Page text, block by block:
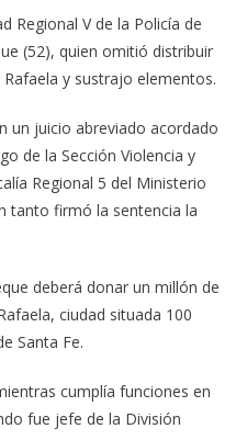
Regional V de la Policía de
(52), quien omitió distribuir
y sustrajo elementos.
un juicio abreviado acordado
de la Sección Violencia y
Regional 5 del Ministerio
tanto firmó la sentencia la
deberá donar un millón de
ciudad situada 100
Santa Fe.
cumplía funciones en
fue jefe de la División